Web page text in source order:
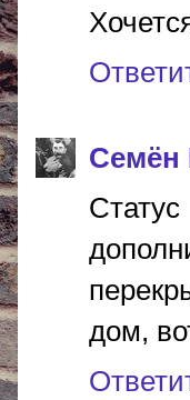
дом,